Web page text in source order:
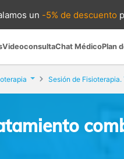
un -5% de descuento
VideoconsultaChat MédicoPlan